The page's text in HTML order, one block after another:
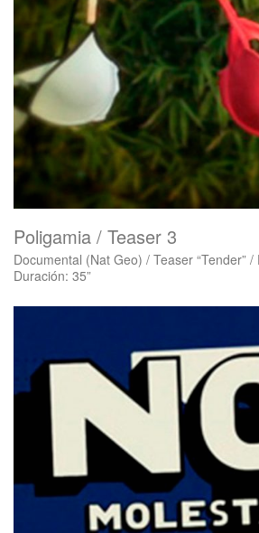
Poligamia / Teaser 3
Documental (Nat Geo) / Teaser “Tender”
Duración: 35”